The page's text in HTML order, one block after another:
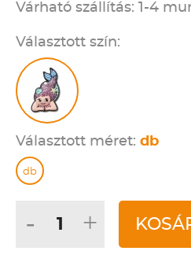
Várható szállítás: 1-4
Választott szín:
Választott méret: db
db
- +